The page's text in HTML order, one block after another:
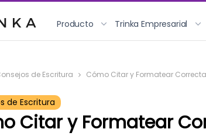
Producto Trinka Empresarial
de Escritura Cómo Citar y Formatear
de Escritura
Citar y Formatear